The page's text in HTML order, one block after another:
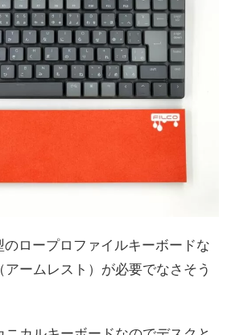
ロープロファイルキーボードな
ームレスト）が必要でなさそう